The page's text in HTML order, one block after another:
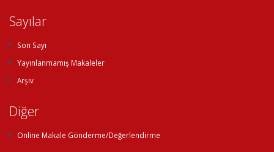
Sayılar
Son Sayı
Yayınlanmamış Makaleler
Arşiv
Diğer
Online Makale Gönderme/Değerlendirme